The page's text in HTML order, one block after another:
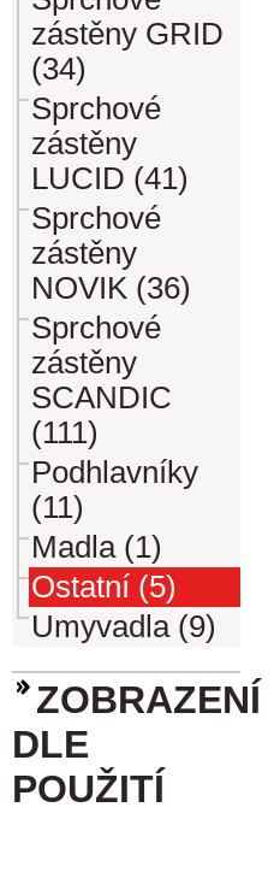
zástěny GRID
(34)
Sprchové
zástěny
LUCID (41)
Sprchové
zástěny
NOVIK (36)
Sprchové
zástěny
SCANDIC
(111)
Podhlavníky
(11)
Madla (1)
Ostatní (5)
Umyvadla (9)
ZOBRAZENÍ
DLE
POUŽITÍ